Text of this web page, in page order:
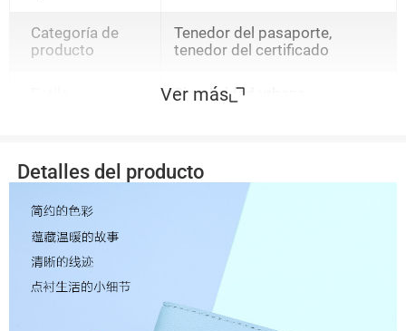
Categoría de
producto
Tenedor del pasaporte,
tenedor del certificado
Simplicidad urbana
Ver más
Detalles del producto